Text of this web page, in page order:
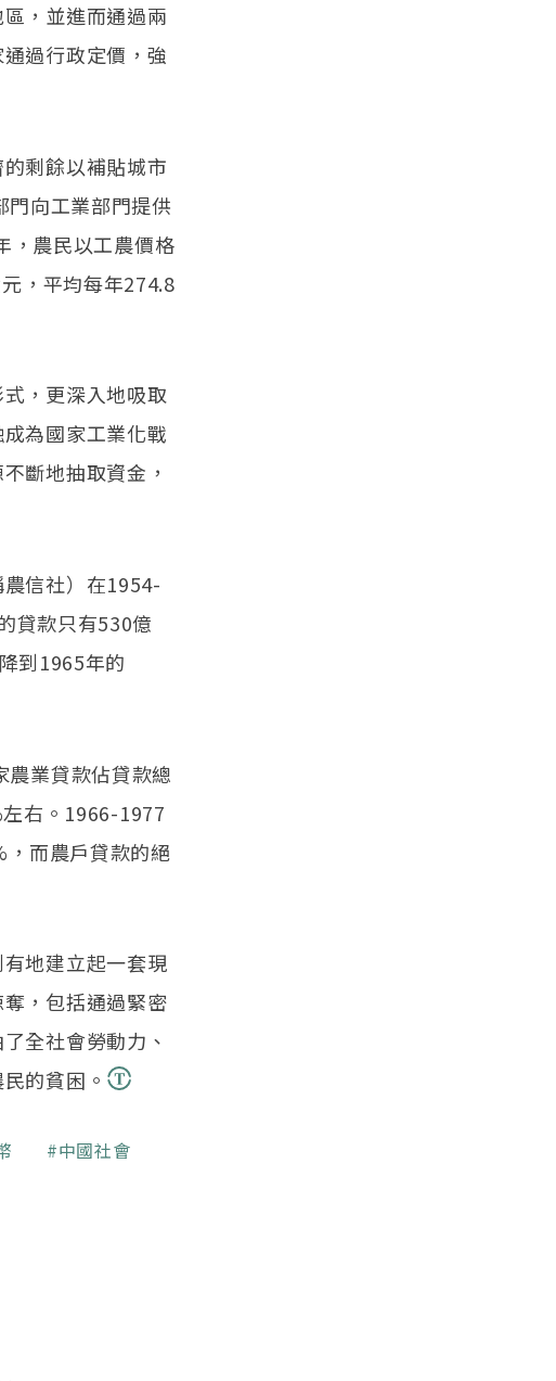
，並進而通過兩
過行政定價，強
剩餘以補貼城市
向工業部門提供
，農民以工農價格
，平均每年274.8
，更深入地吸取
為國家工業化戰
斷地抽取資金，
信社）在1954-
貸款只有530億
到1965年的
農業貸款佔貸款總
右。1966-1977
而農戶貸款的絕
地建立起一套現
，包括通過緊密
全社會勞動力、
的貧困。
中國社會